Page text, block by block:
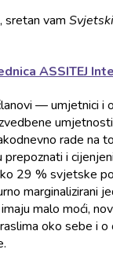
sretan vam
ASSITEJ
— umjetnici i
rade na
i
29 % svjetske
marginalizirani
malo moći,
oko sebe i o